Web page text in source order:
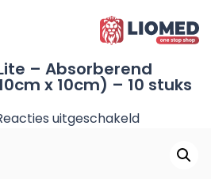
– Absorberend
x 10cm) – 10 stuks
uitgeschakeldvoor
Border